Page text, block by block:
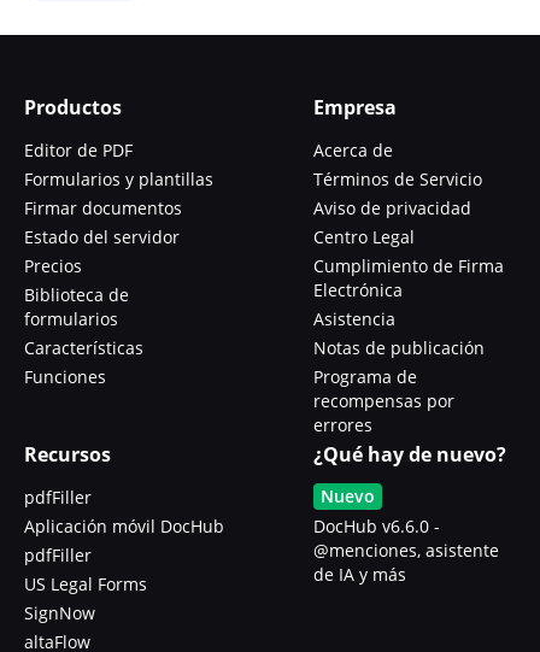
Productos
Editor de PDF
Formularios y plantillas
Firmar documentos
Estado del servidor
Precios
Biblioteca de
formularios
Características
Funciones
Empresa
Acerca de
Términos de Servicio
Aviso de privacidad
Centro Legal
Cumplimiento de Firma
Electrónica
Asistencia
Notas de publicación
Programa de
recompensas por
errores
Recursos
pdfFiller
Aplicación móvil DocHub
pdfFiller
US Legal Forms
SignNow
altaFlow
¿Qué hay de nuevo?
Nuevo
DocHub v6.6.0 -
@menciones, asistente
de IA y más